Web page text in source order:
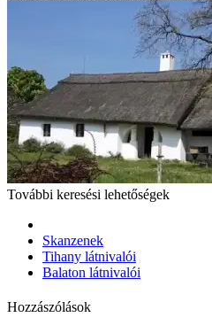
További keresési lehetőségek
Skanzenek
Tihany látnivalói
Balaton látnivalói
Hozzászólások